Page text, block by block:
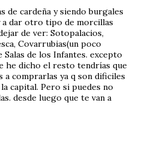
de cardeña y siendo burgales
a dar otro tipo de morcillas
de ver: Sotopalacios,
Covarrubias(un poco
Salas de los Infantes. excepto
he dicho el resto tendrías que
a comprarlas ya q son dificiles
capital. Pero si puedes no
desde luego que te van a